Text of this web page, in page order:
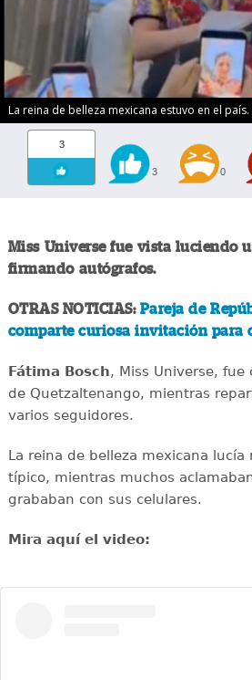
La reina de belleza mexicana estuvo en el
3
3 0
Miss Universe fue vista luciendo
firmando autógrafos.
OTRAS NOTICIAS: Pareja de
comparte curiosa invitación para
Fátima Bosch, Miss Universe,
de Quetzaltenango, mientras
varios seguidores.
La reina de belleza mexicana
típico, mientras muchos
grababan con sus celulares.
Mira aquí el video: